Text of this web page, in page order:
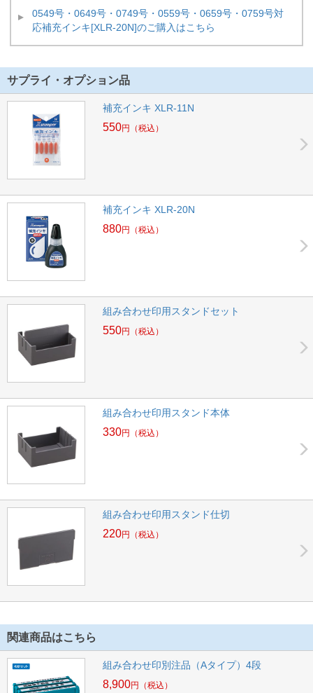
0549号・0649号・0749号・0559号・0659号・0759号対
応補充インキ[XLR-20N]のご購入はこちら
サプライ・オプション品
補充インキ XLR-11N
550円 （税込）
補充インキ XLR-20N
880円 （税込）
組み合わせ印用スタンドセット
550円 （税込）
組み合わせ印用スタンド本体
330円 （税込）
組み合わせ印用スタンド仕切
220円 （税込）
関連商品はこちら
組み合わせ印別注品（Aタイプ）4段
8,900円 （税込）